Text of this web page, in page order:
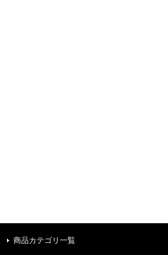
商品カテゴリ一覧